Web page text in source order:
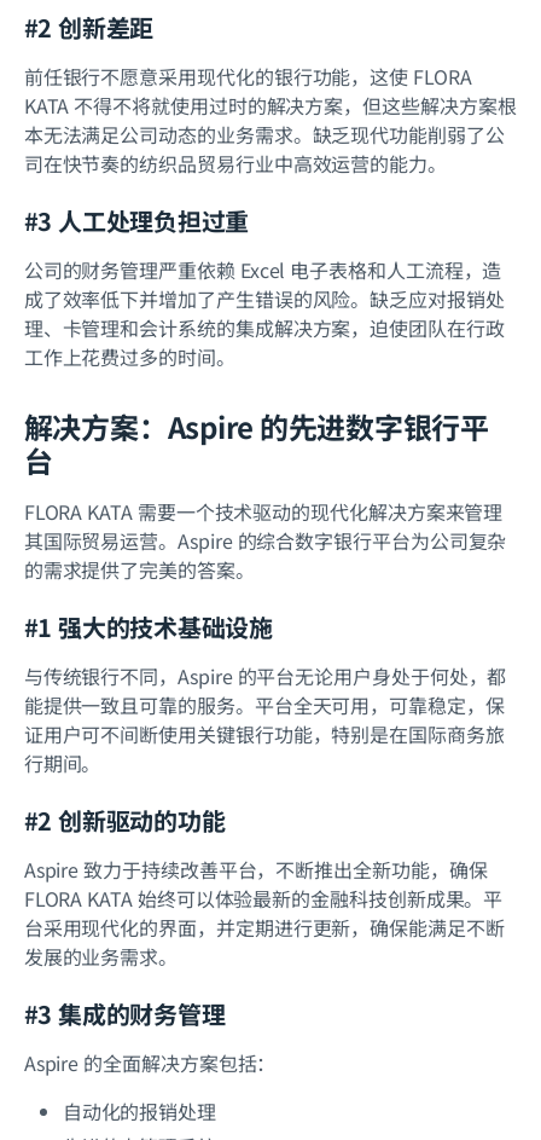
#2 创新差距
前任银行不愿意采用现代化的银行功能，这使 FLORA
KATA 不得不将就使用过时的解决方案，但这些解决方案根
本无法满足公司动态的业务需求。缺乏现代功能削弱了公
司在快节奏的纺织品贸易行业中高效运营的能力。
#3 人工处理负担过重
公司的财务管理严重依赖 Excel 电子表格和人工流程，造
成了效率低下并增加了产生错误的风险。缺乏应对报销处
理、卡管理和会计系统的集成解决方案，迫使团队在行政
工作上花费过多的时间。
解决方案：Aspire 的先进数字银行平
台
FLORA KATA 需要一个技术驱动的现代化解决方案来管理
其国际贸易运营。Aspire 的综合数字银行平台为公司复杂
的需求提供了完美的答案。
#1 强大的技术基础设施
与传统银行不同，Aspire 的平台无论用户身处于何处，都
能提供一致且可靠的服务。平台全天可用，可靠稳定，保
证用户可不间断使用关键银行功能，特别是在国际商务旅
行期间。
#2 创新驱动的功能
Aspire 致力于持续改善平台，不断推出全新功能，确保
FLORA KATA 始终可以体验最新的金融科技创新成果。平
台采用现代化的界面，并定期进行更新，确保能满足不断
发展的业务需求。
#3 集成的财务管理
Aspire 的全面解决方案包括：
自动化的报销处理